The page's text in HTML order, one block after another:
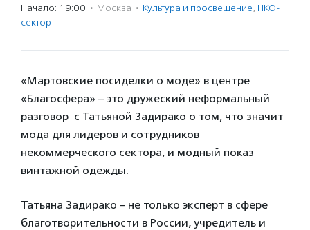
Начало: 19:00 · Москва · Культура и просвещение, НКО-
сектор
«Мартовские посиделки о моде» в центре
«Благосфера» – это дружеский неформальный
разговор с Татьяной Задирако о том, что значит
мода для лидеров и сотрудников
некоммерческого сектора, и модный показ
винтажной одежды.
Татьяна Задирако – не только эксперт в сфере
благотворительности в России, учредитель и